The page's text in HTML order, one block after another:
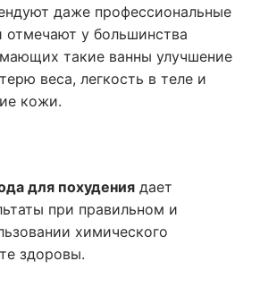
даже профессиональные
отмечают у большинства
такие ванны улучшение
веса, легкость в теле и
кожи.
для похудения дает
при правильном и
химического
здоровы.